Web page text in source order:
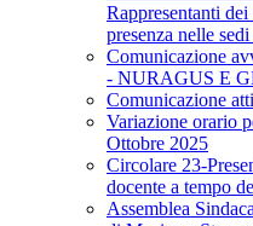
Rappresentanti
presenza nelle
Comunicazione
- NURAGUS E
Comunicazione
Variazione orario
Ottobre 2025
Circolare 23-
docente a tempo
Assemblea